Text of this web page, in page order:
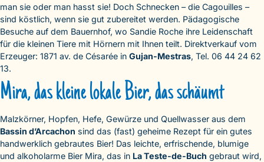
man sie oder man hasst sie! Doch Schnecken – die Cagouilles –
sind köstlich, wenn sie gut zubereitet werden. Pädagogische
Besuche auf dem Bauernhof, wo Sandie Roche ihre Leidenschaft
für die kleinen Tiere mit Hörnern mit Ihnen teilt. Direktverkauf vom
Erzeuger: 1871 av. de Césarée in Gujan-Mestras, Tel. 06 44 24 62
13.
Mira, das kleine lokale Bier, das schäumt
Malzkörner, Hopfen, Hefe, Gewürze und Quellwasser aus dem
Bassin d’Arcachon sind das (fast) geheime Rezept für ein gutes
handwerklich gebrautes Bier! Das leichte, erfrischende, blumige
und alkoholarme Bier Mira, das in La Teste-de-Buch gebraut wird,